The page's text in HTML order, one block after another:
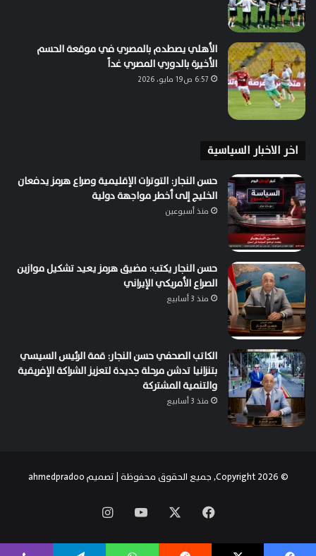
الأهلي يصطدم بالمصري في موقعة الحسم
الأخيرة بالدوري المصري غداً
6:57 ص19 مايو، 2026
اخر الاخبار السياسية
حسن النجار: التوترات الإقليمية وصراع هرمز يدفعان
الخليج إلى أخطر مواجهة دولية
منذ أسبوعين
حسن النجار يكتب: مضيق هرمز يعيد تشكيل موازين
الصراع الأمريكي الإيراني
منذ 3 أسابيع
الكاتب الصحفي حسن النجار: قمة الرئيس السيسي
بتنزانيا تدشن مرحلة جديدة لتعزيز الشراكة الإفريقية
والتنمية المشتركة
منذ 3 أسابيع
© Copyright 2026, جميع الحقوق محفوظة | تصميم ahmedpradoo
فيسبوك ‫YouTube